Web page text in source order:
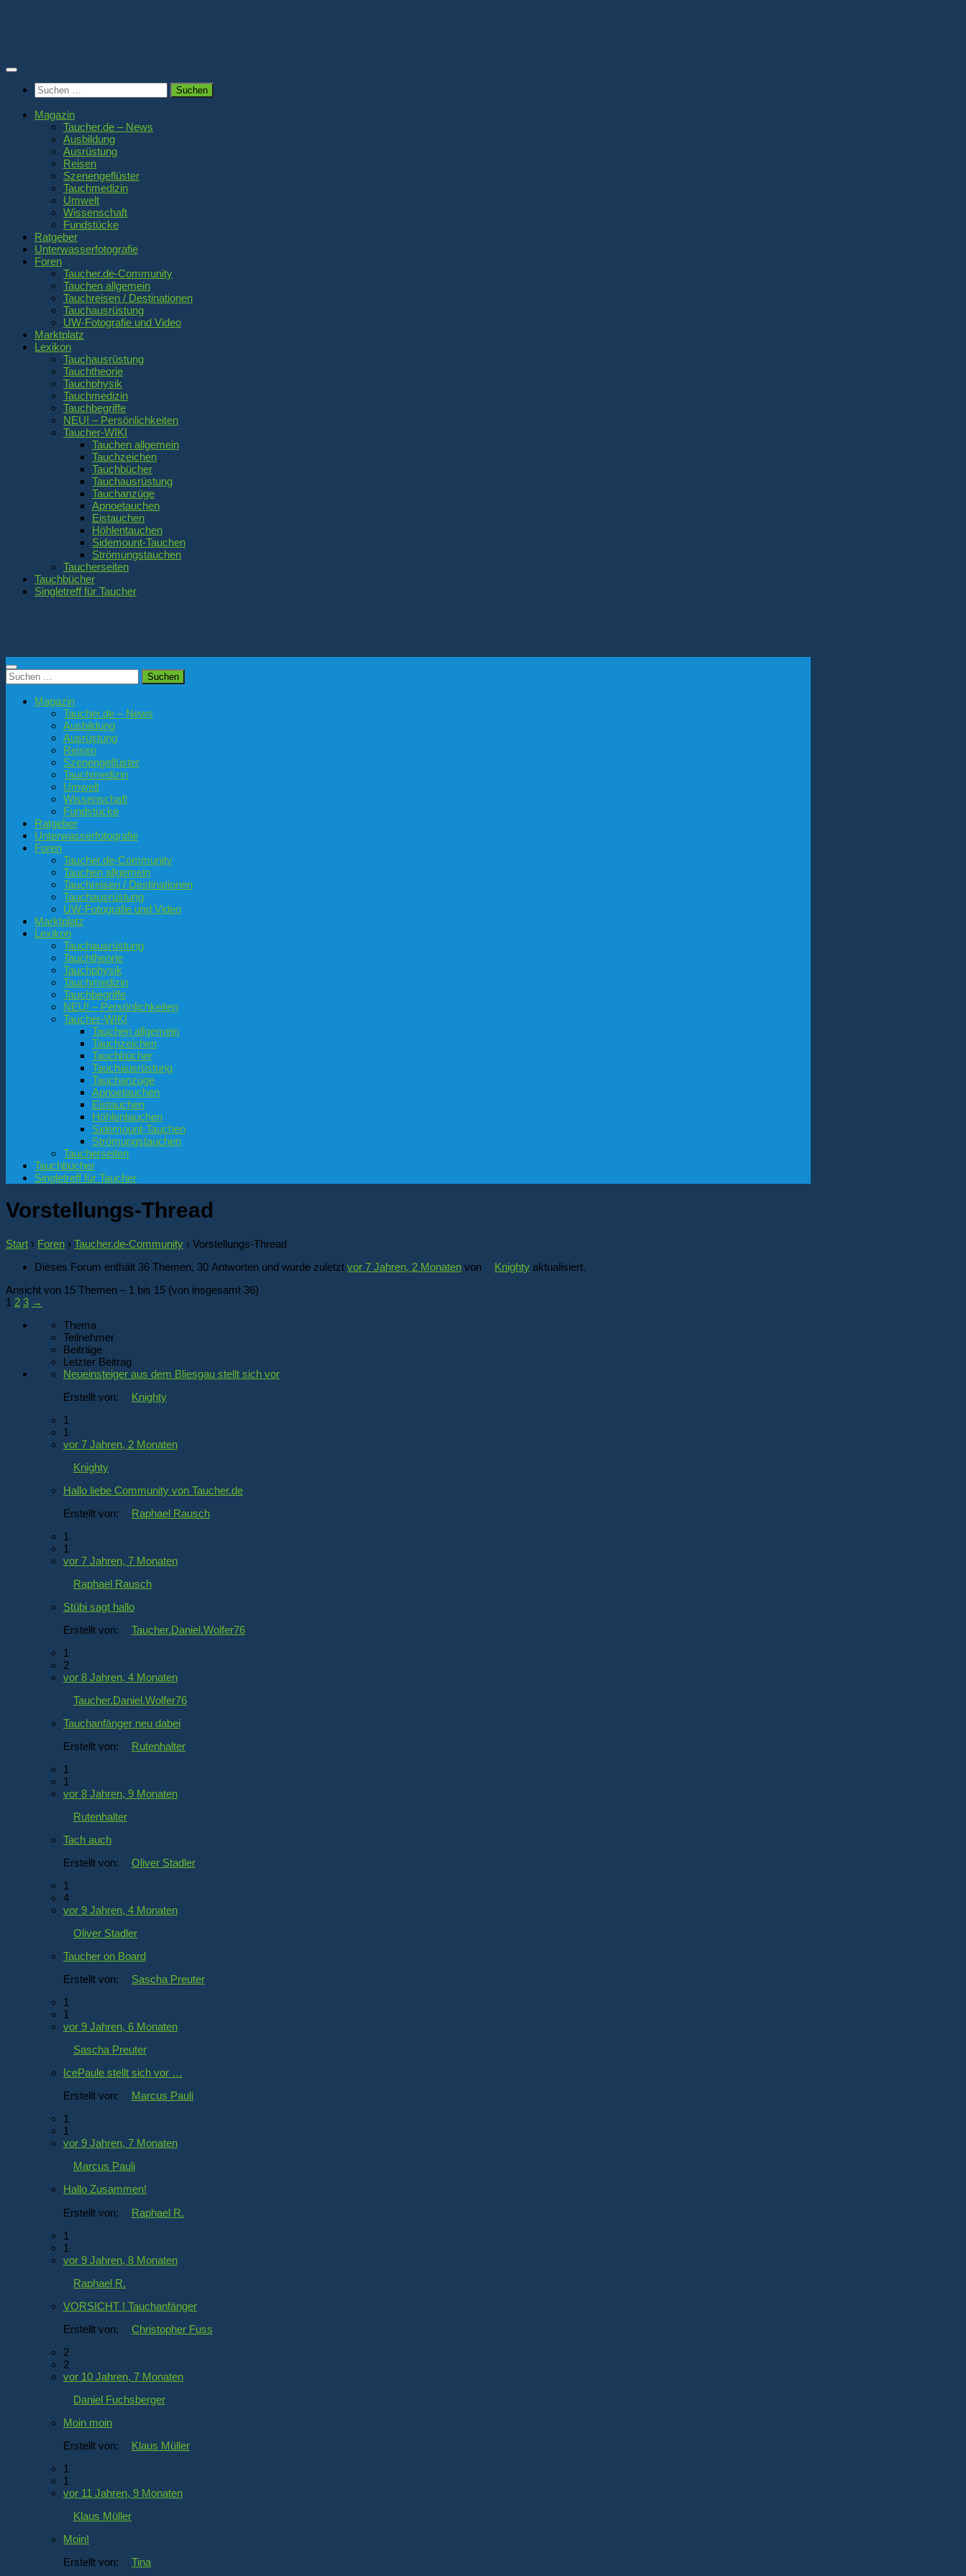
Suchen
nach:
Magazin
Taucher.de – News
Ausbildung
Ausrüstung
Reisen
Szenengeflüster
Tauchmedizin
Umwelt
Wissenschaft
Fundstücke
Ratgeber
Unterwasserfotografie
Foren
Taucher.de-Community
Tauchen allgemein
Tauchreisen / Destinationen
Tauchausrüstung
UW-Fotografie und Video
Marktplatz
Lexikon
Tauchausrüstung
Tauchtheorie
Tauchphysik
Tauchmedizin
Tauchbegriffe
NEU! – Persönlichkeiten
Taucher-WIKI
Tauchen allgemein
Tauchzeichen
Tauchbücher
Tauchausrüstung
Tauchanzüge
Apnoetauchen
Eistauchen
Höhlentauchen
Sidemount-Tauchen
Strömungstauchen
Taucherseiten
Tauchbücher
Singletreff für Taucher
Suchen
nach:
Magazin
Taucher.de – News
Ausbildung
Ausrüstung
Reisen
Szenengeflüster
Tauchmedizin
Umwelt
Wissenschaft
Fundstücke
Ratgeber
Unterwasserfotografie
Foren
Taucher.de-Community
Tauchen allgemein
Tauchreisen / Destinationen
Tauchausrüstung
UW-Fotografie und Video
Marktplatz
Lexikon
Tauchausrüstung
Tauchtheorie
Tauchphysik
Tauchmedizin
Tauchbegriffe
NEU! – Persönlichkeiten
Taucher-WIKI
Tauchen allgemein
Tauchzeichen
Tauchbücher
Tauchausrüstung
Tauchanzüge
Apnoetauchen
Eistauchen
Höhlentauchen
Sidemount-Tauchen
Strömungstauchen
Taucherseiten
Tauchbücher
Singletreff für Taucher
Vorstellungs-Thread
Start › Foren › Taucher.de-Community › Vorstellungs-Thread
Dieses Forum enthält 36 Themen, 30 Antworten und wurde zuletzt vor 7 Jahren, 2 Monaten von Knighty aktualisiert.
Ansicht von 15 Themen – 1 bis 15 (von insgesamt 36)
1 2 3 →
Thema
Teilnehmer
Beiträge
Letzter Beitrag
Neueinsteiger aus dem Bliesgau stellt sich vor
Erstellt von:
Knighty
1
1
vor 7 Jahren, 2 Monaten
Knighty
Hallo liebe Community von Taucher.de
Erstellt von:
Raphael Rausch
1
1
vor 7 Jahren, 7 Monaten
Raphael Rausch
Stübi sagt hallo
Erstellt von:
Taucher.Daniel.Wolfer76
1
2
vor 8 Jahren, 4 Monaten
Taucher.Daniel.Wolfer76
Tauchanfänger neu dabei
Erstellt von:
Rutenhalter
1
1
vor 8 Jahren, 9 Monaten
Rutenhalter
Tach auch
Erstellt von:
Oliver Stadler
1
4
vor 9 Jahren, 4 Monaten
Oliver Stadler
Taucher on Board
Erstellt von:
Sascha Preuter
1
1
vor 9 Jahren, 6 Monaten
Sascha Preuter
IcePaule stellt sich vor …
Erstellt von:
Marcus Pauli
1
1
vor 9 Jahren, 7 Monaten
Marcus Pauli
Hallo Zusammen!
Erstellt von:
Raphael R.
1
1
vor 9 Jahren, 8 Monaten
Raphael R.
VORSICHT ! Tauchanfänger
Erstellt von:
Christopher Fuss
2
2
vor 10 Jahren, 7 Monaten
Daniel Fuchsberger
Moin moin
Erstellt von:
Klaus Müller
1
1
vor 11 Jahren, 9 Monaten
Klaus Müller
Moin!
Erstellt von:
Tina